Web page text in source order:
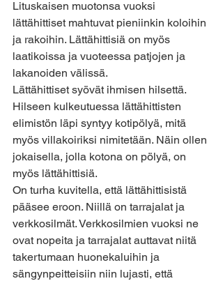
Lituskaisen muotonsa vuoksi
lättähittiset mahtuvat pieniinkin koloihin
ja rakoihin. Lättähittisiä on myös
laatikoissa ja vuoteessa patjojen ja
lakanoiden välissä.
Lättähittiset syövät ihmisen hilsettä.
Hilseen kulkeutuessa lättähittisten
elimistön läpi syntyy kotipölyä, mitä
myös villakoiriksi nimitetään. Näin ollen
jokaisella, jolla kotona on pölyä, on
myös lättähittisiä.
On turha kuvitella, että lättähittisistä
pääsee eroon. Niillä on tarrajalat ja
verkkosilmät. Verkkosilmien vuoksi ne
ovat nopeita ja tarrajalat auttavat niitä
takertumaan huonekaluihin ja
sängynpeitteisiin niin lujasti, että